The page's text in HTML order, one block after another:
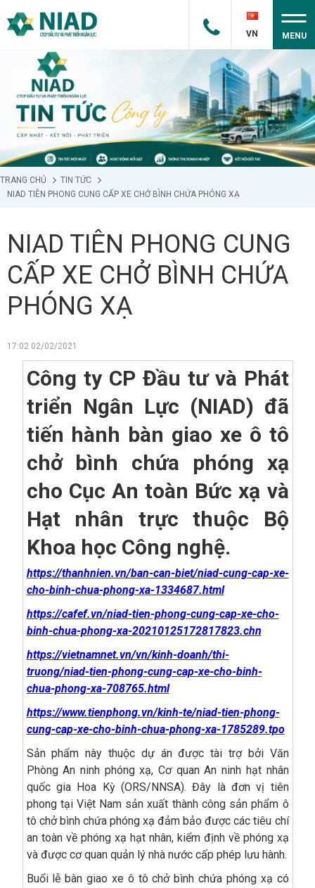
VN MENU
TRANG CHỦ
TIN TỨC
NIAD TIÊN PHONG CUNG CẤP XE CHỞ BÌNH CHỨA PHÓNG XẠ
NIAD TIÊN PHONG CUNG
CẤP XE CHỞ BÌNH CHỨA
PHÓNG XẠ
17:02 02/02/2021
Công ty CP Đầu tư và Phát
triển Ngân Lực (NIAD) đã
tiến hành bàn giao xe ô tô
chở bình chứa phóng xạ
cho Cục An toàn Bức xạ và
Hạt nhân trực thuộc Bộ
Khoa học Công nghệ.
https://thanhnien.vn/ban-can-biet/niad-cung-cap-xe-
cho-binh-chua-phong-xa-1334687.html
https://cafef.vn/niad-tien-phong-cung-cap-xe-cho-
binh-chua-phong-xa-20210125172817823.chn
https://vietnamnet.vn/vn/kinh-doanh/thi-
truong/niad-tien-phong-cung-cap-xe-cho-binh-
chua-phong-xa-708765.html
https://www.tienphong.vn/kinh-te/niad-tien-phong-
cung-cap-xe-cho-binh-chua-phong-xa-1785289.tpo
Sản phẩm này thuộc dự án được tài trợ bởi Văn
Phòng An ninh phóng xạ, Cơ quan An ninh hạt nhân
quốc gia Hoa Kỳ (ORS/NNSA). Đây là đơn vị tiên
phong tại Việt Nam sản xuất thành công sản phẩm ô
tô chở bình chứa phóng xạ đảm bảo được các tiêu chí
an toàn về phóng xạ hạt nhân, kiểm định về phóng xạ
và được cơ quan quản lý nhà nước cấp phép lưu hành.
Buổi lễ bàn giao xe ô tô chở bình chứa phóng xạ có